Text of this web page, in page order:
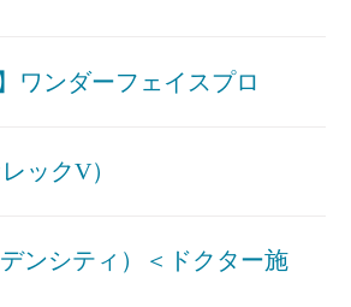
ワンダーフェイスプロ
ックV）
ンシティ）＜ドクター施